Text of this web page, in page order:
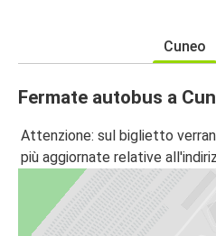
Cuneo
Fermate autobus a
Attenzione: sul biglietto
più aggiornate relative